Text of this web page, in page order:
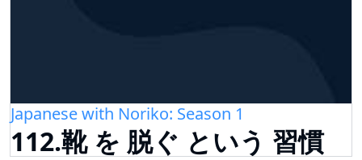
Japanese with Noriko: Season 1
112.靴 を 脱ぐ という 習慣